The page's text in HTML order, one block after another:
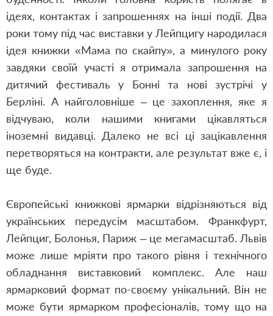
ідеях, контактах і запрошеннях на інші події. Два
роки тому під час виставки у Лейпцигу народилася
ідея книжки «Мама по скайпу», а минулого року
завдяки своїй участі я отримала запрошення на
дитячий фестиваль у Бонні та нові зустрічі у
Берліні. А найголовніше – це захоплення, яке я
відчуваю, коли нашими книгами цікавляться
іноземні видавці. Далеко не всі ці зацікавлення
перетворяться на контракти, але результат вже є, і
ще буде.
Європейські книжкові ярмарки відрізняються від
українських передусім масштабом. Франкфурт,
Лейпциг, Болонья, Париж – це мегамасштаб. Львів
може лише мріяти про такого рівня і технічного
обладнання виставковий комплекс. Але наш
ярмарковий формат по-своєму унікальний. Він не
може бути ярмарком професіоналів, тому що на